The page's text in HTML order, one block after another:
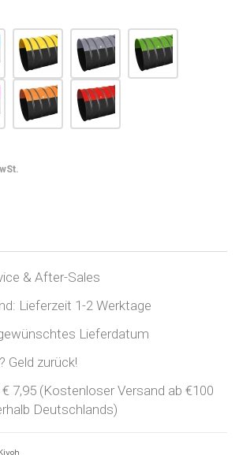
& After-Sales
Lieferzeit 1-2 Werktage
Lieferdatum
Geld zurück!
7,95 (Kostenloser Versand ab €100
Deutschlands)